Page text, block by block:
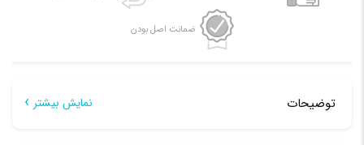
ضمانت اصل بودن
توضیحات نمایش بیشتر